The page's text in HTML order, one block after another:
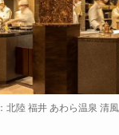
北陸 福井 あわら温泉 清